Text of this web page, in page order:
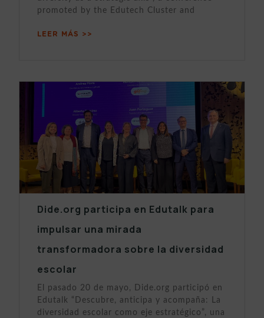
promoted by the Edutech Cluster and
LEER MÁS >>
Dide.org participa en Edutalk para
impulsar una mirada
transformadora sobre la diversidad
escolar
El pasado 20 de mayo, Dide.org participó en
Edutalk “Descubre, anticipa y acompaña: La
diversidad escolar como eje estratégico”, una